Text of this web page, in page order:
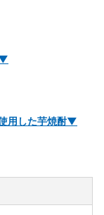
▼
用した芋焼酎▼